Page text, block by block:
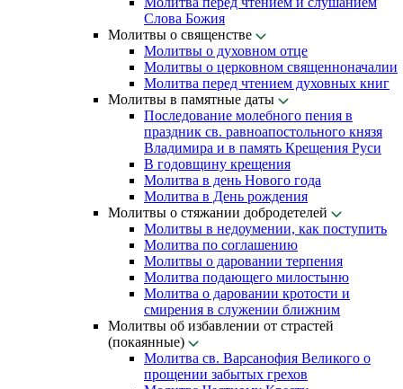
Слова Божия
Молитвы о священстве
Молитвы о духовном отце
Молитвы о церковном священноначалии
Молитва перед чтением духовных книг
Молитвы в памятные даты
Последование молебного пения в
праздник св. равноапостольного князя
Владимира и в память Крещения Руси
В годовщину крещения
Молитва в день Нового года
Молитва в День рождения
Молитвы о стяжании добродетелей
Молитвы в недоумении, как поступить
Молитва по соглашению
Молитвы о даровании терпения
Молитва подающего милостыню
Молитва о даровании кротости и
смирения в служении ближним
Молитвы об избавлении от страстей
(покаянные)
Молитва св. Варсанофия Великого о
прощении забытых грехов